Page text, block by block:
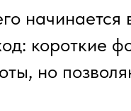
короткие
но